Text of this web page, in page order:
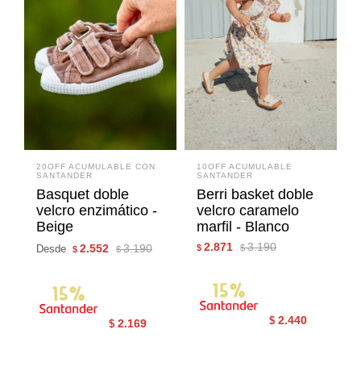
20OFF ACUMULABLE CON
SANTANDER
Basquet doble
velcro enzimático -
Beige
Desde $ 2.552 $ 3.190
$ 2.169
10OFF ACUMULABLE
SANTANDER
Berri basket doble
velcro caramelo
marfil - Blanco
$ 2.871 $ 3.190
$ 2.440